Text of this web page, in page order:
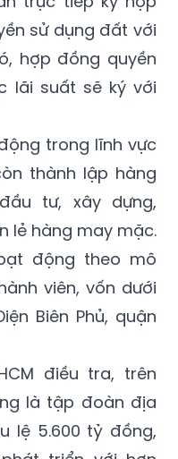
hợp đồng quyền
lãi suất sẽ ký với
trong lĩnh vực
thành lập hàng
tư, xây dựng,
lẻ hàng may mặc.
động theo mô
viên, vốn dưới
Biên Phủ, quận
điều tra, trên
là tập đoàn địa
lệ 5.600 tỷ đồng,
triển với hơn